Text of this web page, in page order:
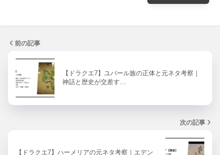
前の記事
【ドラクエ7】ユバール族の正体と元ネタ考察｜
神話と歴史が交差す…
次の記事
【ドラクエ7】ハーメリアの元ネタ考察｜エデン